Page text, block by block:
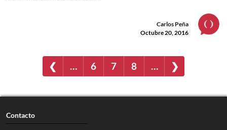
Carlos Peña
Octubre 20, 2016
❮ … 6 7 8 … ❯
Contacto